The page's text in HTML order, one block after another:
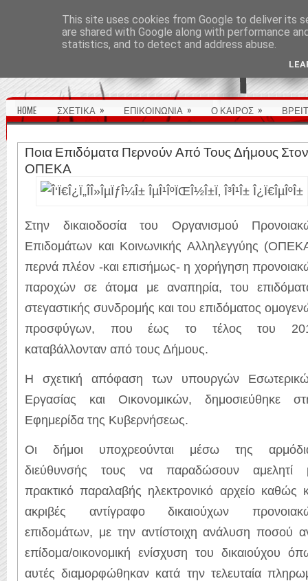
HOME ΣΧΕΤΙΚΑ » ΕΠΙΚΟΙΝΩΝΙΑ » Ο ΚΑΙΡΟΣ »
Ποια Επιδόματα Περνούν Από Τους Δήμους Στον
ΟΠΕΚΑ
Στην δικαιοδοσία του Οργανισμού
Επιδομάτων και Κοινωνικής Αλληλεγγύης
περνά πλέον -και επισήμως- η χορήγηση
παροχών σε άτομα με αναπηρία, του
στεγαστικής συνδρομής και του επιδόματος
προσφύγων, που έως το τέλος του
καταβάλλονταν από τους Δήμους.
Η σχετική απόφαση των υπουργών
Εργασίας και Οικονομικών, δημοσιεύθηκε
Εφημερίδα της Κυβερνήσεως.
Οι δήμοι υποχρεούνται μέσω της
διεύθυνσής τους να παραδώσουν αμελητί
πρακτικό παραλαβής ηλεκτρονικό αρχείο καθώς
ακριβές αντίγραφο δικαιούχων
επιδομάτων, με την αντίστοιχη ανάλυση ποσού
επίδομα/οικονομική ενίσχυση του δικαιούχου
αυτές διαμορφώθηκαν κατά την τελευταία
This site uses cookies from Google to deliver its
are shared with Google along with performance
statistics, and to detect and address abuse.